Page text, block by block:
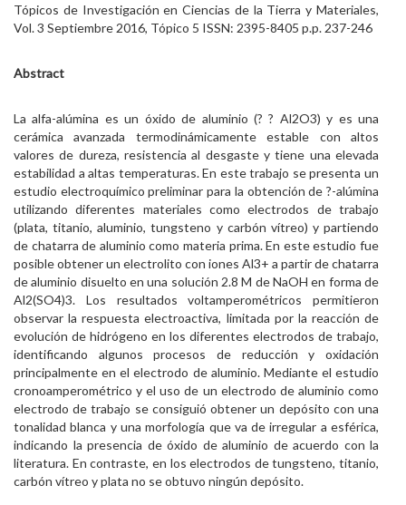
Tópicos de Investigación en Ciencias de la Tierra y Materiales,
Vol. 3 Septiembre 2016, Tópico 5 ISSN: 2395-8405 p.p. 237-246
Abstract
La alfa-alúmina es un óxido de aluminio (? ? Al2O3) y es una
cerámica avanzada termodinámicamente estable con altos
valores de dureza, resistencia al desgaste y tiene una elevada
estabilidad a altas temperaturas. En este trabajo se presenta un
estudio electroquímico preliminar para la obtención de ?-alúmina
utilizando diferentes materiales como electrodos de trabajo
(plata, titanio, aluminio, tungsteno y carbón vítreo) y partiendo
de chatarra de aluminio como materia prima. En este estudio fue
posible obtener un electrolito con iones Al3+ a partir de chatarra
de aluminio disuelto en una solución 2.8 M de NaOH en forma de
Al2(SO4)3. Los resultados voltamperométricos permitieron
observar la respuesta electroactiva, limitada por la reacción de
evolución de hidrógeno en los diferentes electrodos de trabajo,
identificando algunos procesos de reducción y oxidación
principalmente en el electrodo de aluminio. Mediante el estudio
cronoamperométrico y el uso de un electrodo de aluminio como
electrodo de trabajo se consiguió obtener un depósito con una
tonalidad blanca y una morfología que va de irregular a esférica,
indicando la presencia de óxido de aluminio de acuerdo con la
literatura. En contraste, en los electrodos de tungsteno, titanio,
carbón vítreo y plata no se obtuvo ningún depósito.